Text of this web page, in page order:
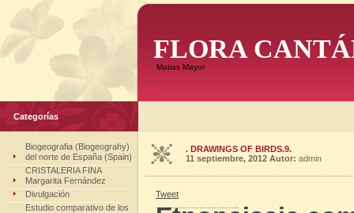
FLORA
Matias Mayor
Categorías
Biogeografia (Biogeograhy)
del norte de España (Spain)
CRISTALERIA FINA
Margarita Fernández
Divulgación
Estudio comparativo de los
. DRAWINGS OF BIRDS.9.
11 septiembre, 2012 Autor: admin
Tweet